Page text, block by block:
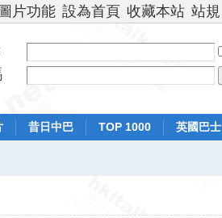
片功能 設為首頁 收藏本站 站規
昔日中巴 TOP 1000
英國巴士